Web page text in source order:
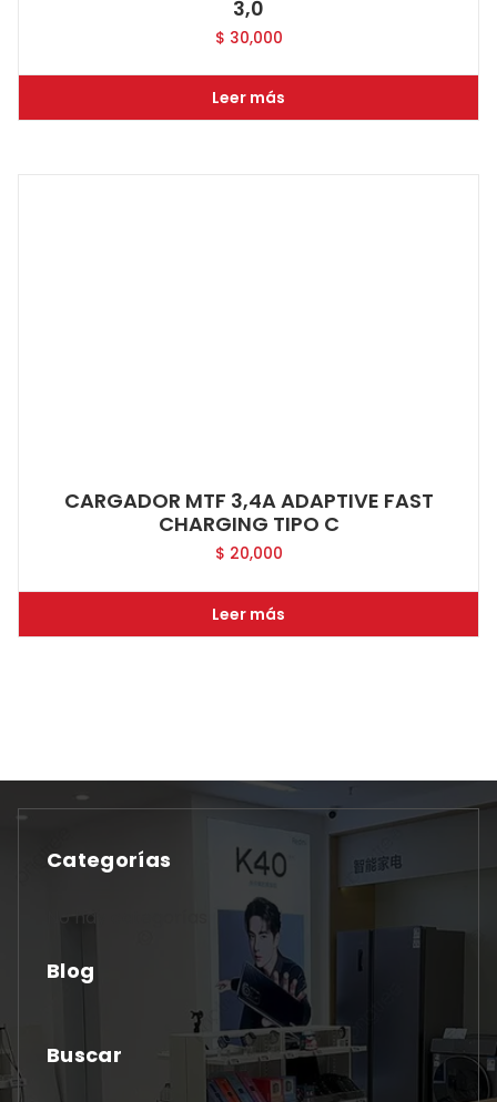
3,0
$ 30,000
Leer más
CARGADOR MTF 3,4A ADAPTIVE FAST
CHARGING TIPO C
$ 20,000
Leer más
Categorías
No hay categorías
Blog
Buscar